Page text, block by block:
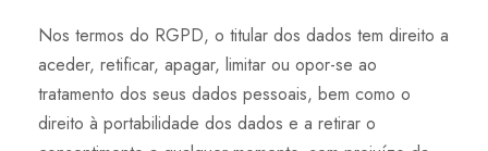
Nos termos do RGPD, o titular dos dados tem direito a
aceder, retificar, apagar, limitar ou opor-se ao
tratamento dos seus dados pessoais, bem como o
direito à portabilidade dos dados e a retirar o